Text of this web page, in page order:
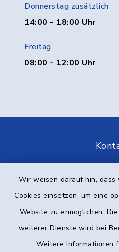
Wir weisen darauf hin,
Cookies einsetzen, um eine
Website zu ermöglichen.
weiterer Dienste wird bei
Weitere Informationen
Donnerstag zusätzlich
14:00 - 18:00 Uhr
Freitag
08:00 - 12:00 Uhr